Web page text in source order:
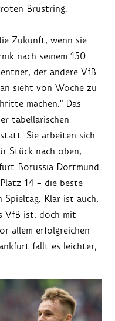
Brustring.
Zukunft, wenn sie
nach seinem 150.
der andere VfB
sieht von Woche zu
machen." Das
tabellarischen
Sie arbeiten sich
Stück nach oben,
Borussia Dortmund
14 – die beste
Klar ist auch,
VfB ist, doch mit
allem erfolgreichen
fällt es leichter,